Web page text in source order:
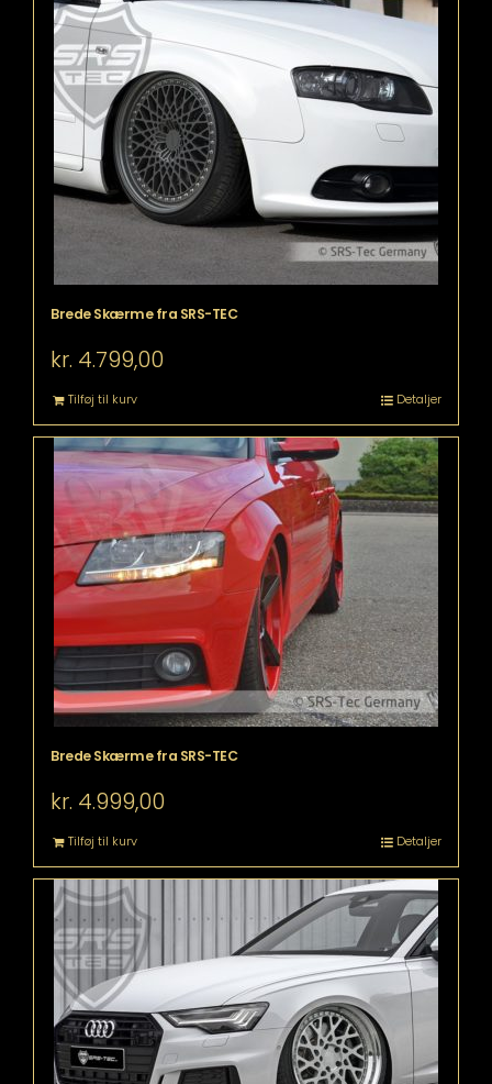
Brede Skærme fra SRS-TEC
kr. 4.799,00
Tilføj til kurv Detaljer
Brede Skærme fra SRS-TEC
kr. 4.999,00
Tilføj til kurv Detaljer